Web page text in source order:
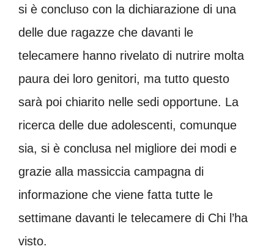
si è concluso con la dichiarazione di una
delle due ragazze che davanti le
telecamere hanno rivelato di nutrire molta
paura dei loro genitori, ma tutto questo
sarà poi chiarito nelle sedi opportune. La
ricerca delle due adolescenti, comunque
sia, si è conclusa nel migliore dei modi e
grazie alla massiccia campagna di
informazione che viene fatta tutte le
settimane davanti le telecamere di Chi l’ha
visto.